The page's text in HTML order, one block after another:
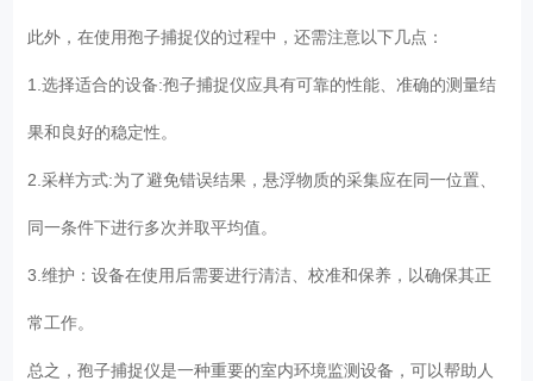
此外，在使用孢子捕捉仪的过程中，还需注意以下几点：
1.选择适合的设备:孢子捕捉仪应具有可靠的性能、准确的测量结
果和良好的稳定性。
2.采样方式:为了避免错误结果，悬浮物质的采集应在同一位置、
同一条件下进行多次并取平均值。
3.维护：设备在使用后需要进行清洁、校准和保养，以确保其正
常工作。
总之，孢子捕捉仪是一种重要的室内环境监测设备，可以帮助人